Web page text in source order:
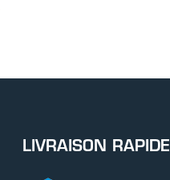
LIVRAISON RAPIDE